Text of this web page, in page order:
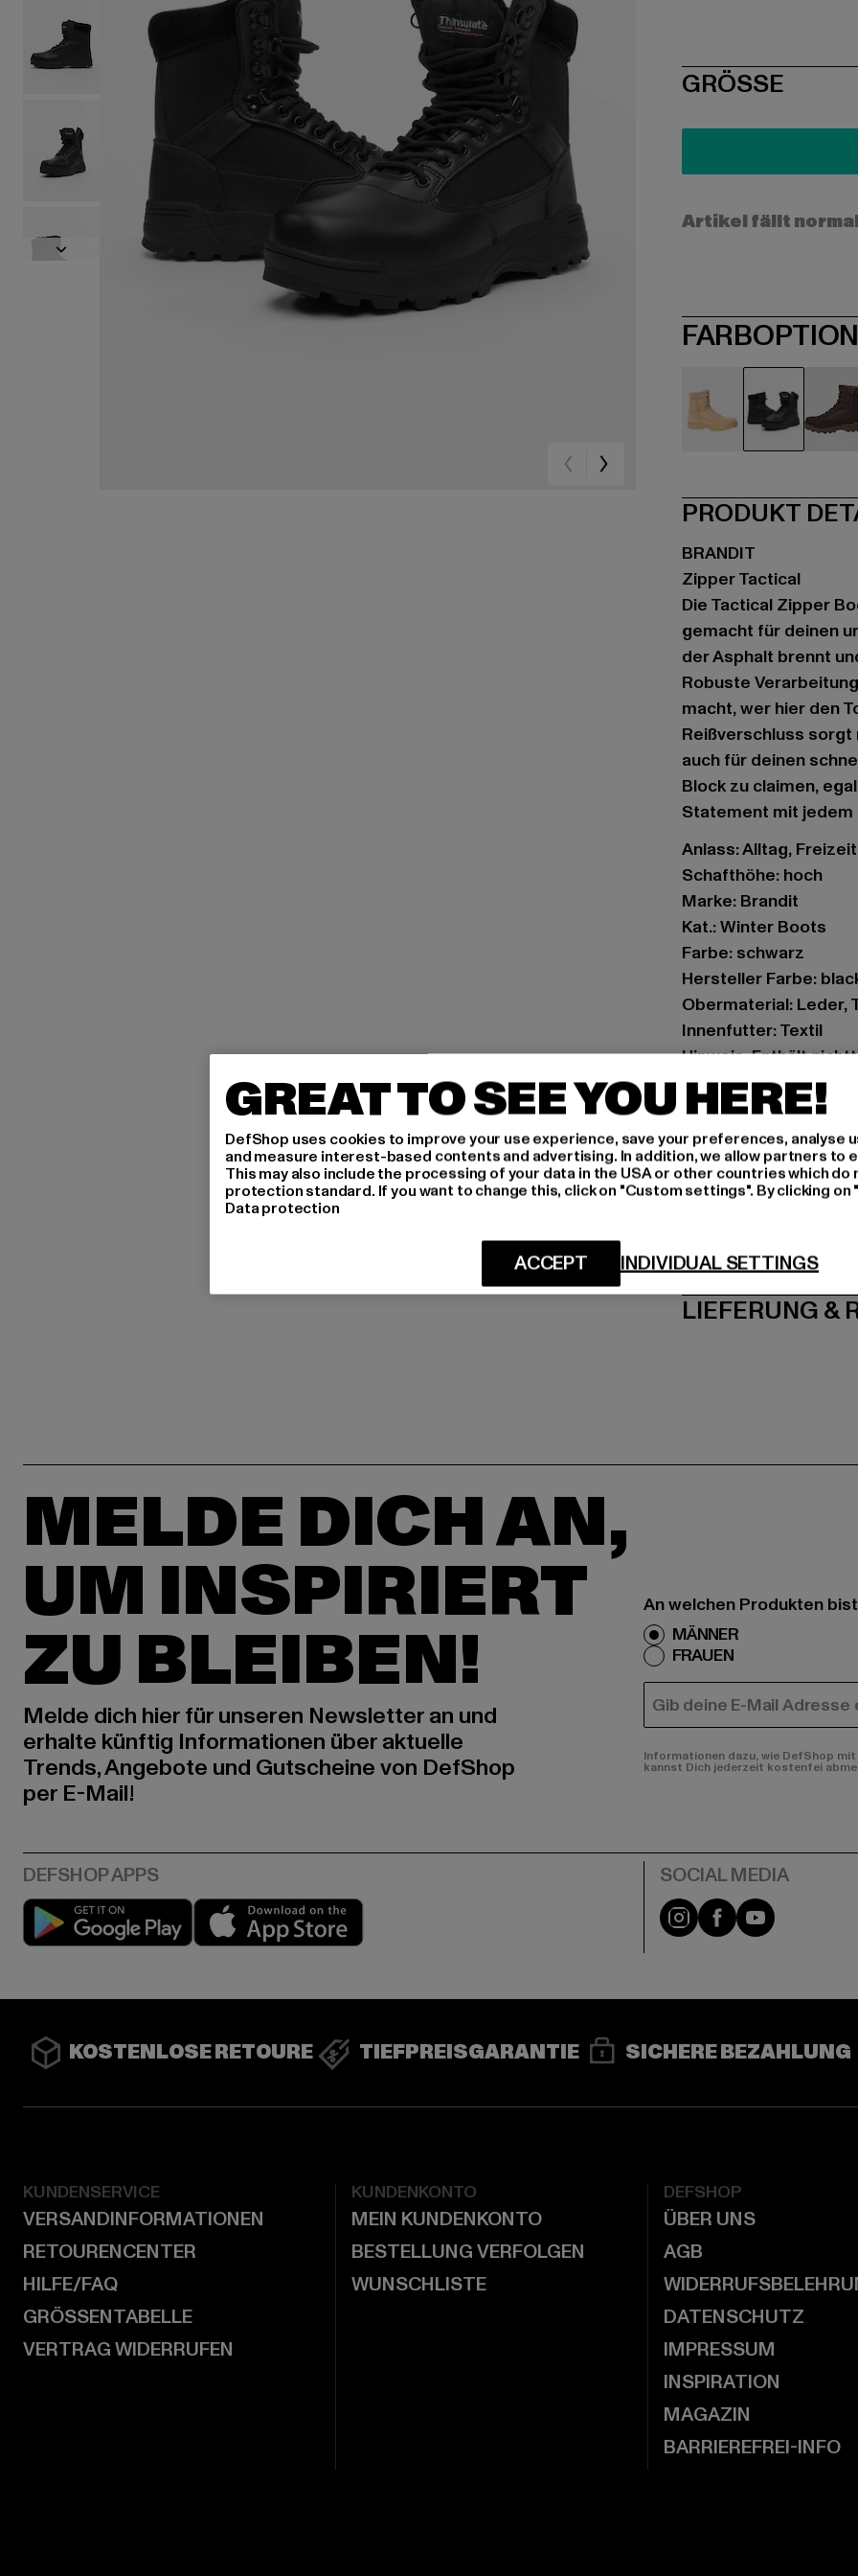
SIZE
GRÖSSE
Artikel fällt
PRODUKT
BRANDIT
Zipper Tactical
Die Tactical Zipper
gemacht für deinen
der Asphalt brennt
Robuste
macht, wer hier den
Reißverschluss sorgt
auch für deinen
Block zu claimen,
Statement mit
Anlass: Alltag, Freizeit
Schafthöhe: hoch
Marke: Brandit
Kat.: Winter Boots
Farbe: schwarz
Hersteller Farbe:
Obermaterial: Leder,
Innenfutter: Textil
Hinweis: Enthält
Art.Nr: BD9017-00007
Hersteller: Brandit
Spichernstraße 6a |
LIEFERUNG &
MELDE DICH AN,
UM INSPIRIERT
ZU BLEIBEN!
Melde dich hier für unseren Newsletter an und
erhalte künftig Informationen über aktuelle
Trends, Angebote und Gutscheine von DefShop
per E-Mail!
An welchen Produkten
MÄNNER
FRAUEN
E-MAIL
Informationen dazu, wie DefShop
kannst Dich jederzeit kostenfei
Play market Instagram
FacebookYouTube
KOSTENLOSE RETOURE TIEFPREISGARANTIE SICHERE BEZAHLUNG
KUNDENSERVICE
VERSANDINFORMATIONEN
RETOURENCENTER
HILFE/FAQ
GRÖSSENTABELLE
VERTRAG WIDERRUFEN
KUNDENKONTO
MEIN KUNDENKONTO
BESTELLUNG VERFOLGEN
WUNSCHLISTE
DEFSHOP
ÜBER UNS
AGB
DATENSCHUTZ
IMPRESSUM
INSPIRATION
MAGAZIN
BARRIEREFREI-INFO
GREAT TO SEE YOU HERE!
DefShop uses cookies to improve your use experience, save your preferences, analyse
and measure interest-based contents and advertising. In addition, we allow partners to
This may also include the processing of your data in the USA or other countries which do
protection standard. If you want to change this, click on "Custom settings". By clicking
Data protection
INDIVIDUAL SETTINGS
ACCEPT